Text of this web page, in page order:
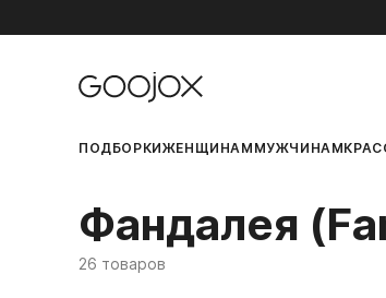
ПОДБОРКИЖЕНЩИНАМ МУЖЧИНАМ
Фандалея
26 товаров